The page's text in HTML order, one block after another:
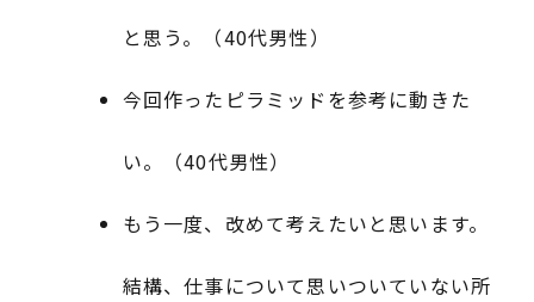
と思う。（40代男性）
今回作ったピラミッドを参考に動きた
い。（40代男性）
もう一度、改めて考えたいと思います。
結構、仕事について思いついていない所